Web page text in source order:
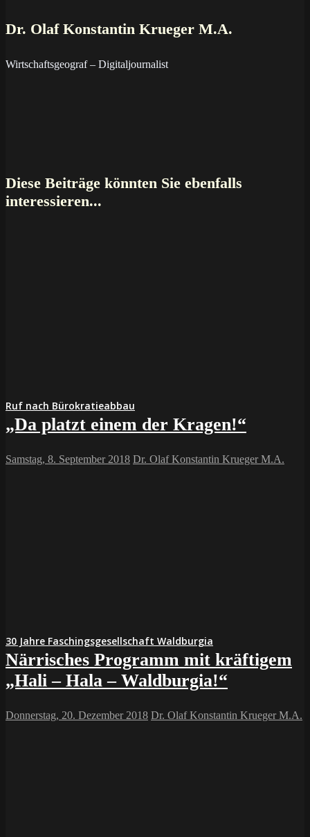
Dr. Olaf Konstantin Krueger M.A.
Wirtschaftsgeograf – Digitaljournalist
Diese Beiträge könnten Sie ebenfalls
interessieren...
Ruf nach Bürokratieabbau
„Da platzt einem der Kragen!“
Samstag, 8. September 2018 Dr. Olaf Konstantin Krueger M.A.
30 Jahre Faschingsgesellschaft Waldburgia
Närrisches Programm mit kräftigem
„Hali – Hala – Waldburgia!“
Donnerstag, 20. Dezember 2018 Dr. Olaf Konstantin Krueger M.A.